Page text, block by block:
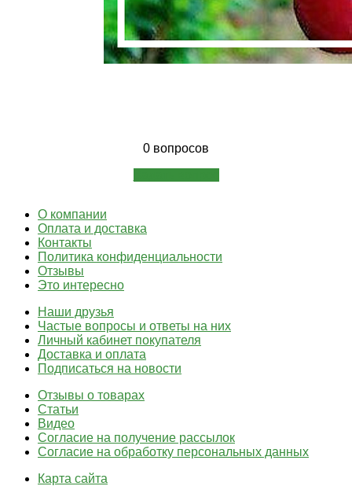
0 вопросов
О компании
Оплата и доставка
Контакты
Политика конфиденциальности
Отзывы
Это интересно
Наши друзья
Частые вопросы и ответы на них
Личный кабинет покупателя
Доставка и оплата
Подписаться на новости
Отзывы о товарах
Статьи
Видео
Согласие на получение рассылок
Согласие на обработку персональных данных
Карта сайта